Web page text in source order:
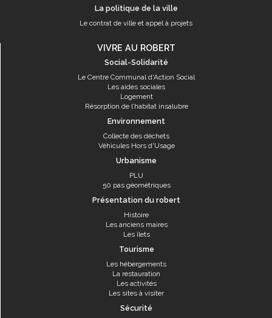
La politique de la ville
Le contrat de ville et appel à projets
VIVRE AU ROBERT
Social-Solidarité
Le Centre Communal d'Action Social
Les aides sociales
Logement
Résorption de l’habitat insalubre
Environnement
Collecte des déchets
Véhicules Hors d'Usage
Urbanisme
PLU
50 pas géométriques
Présentation du robert
Histoire
Les anciens maires
Les îlets
Tourisme
Les hébergements
La restauration
Les activités
Les sites à visiter
Sécurité